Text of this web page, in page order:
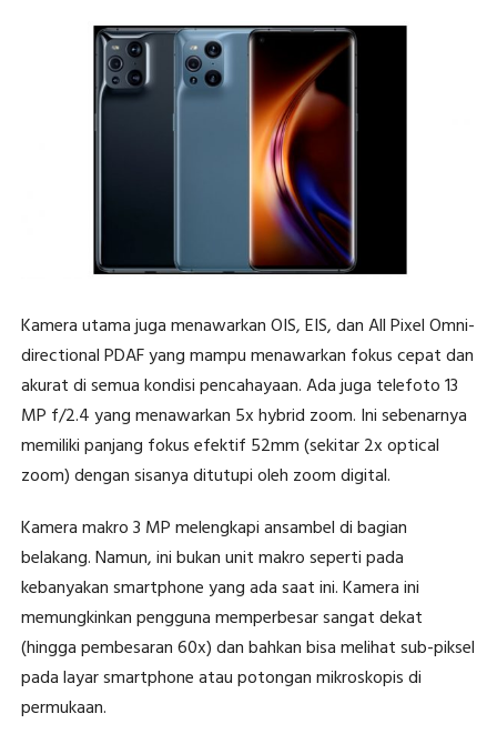
Kamera utama juga menawarkan OIS, EIS, dan All Pixel Omni-
directional PDAF yang mampu menawarkan fokus cepat dan
akurat di semua kondisi pencahayaan. Ada juga telefoto 13
MP f/2.4 yang menawarkan 5x hybrid zoom. Ini sebenarnya
memiliki panjang fokus efektif 52mm (sekitar 2x optical
zoom) dengan sisanya ditutupi oleh zoom digital.
Kamera makro 3 MP melengkapi ansambel di bagian
belakang. Namun, ini bukan unit makro seperti pada
kebanyakan smartphone yang ada saat ini. Kamera ini
memungkinkan pengguna memperbesar sangat dekat
(hingga pembesaran 60x) dan bahkan bisa melihat sub-piksel
pada layar smartphone atau potongan mikroskopis di
permukaan.